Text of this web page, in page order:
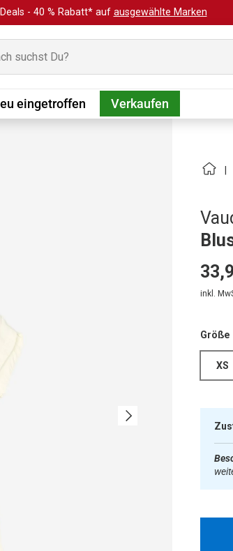
- 40 % Rabatt* auf ausgewählte Marken
eingetroffen Verkaufen
Nächste
inkl.
Größe
XS